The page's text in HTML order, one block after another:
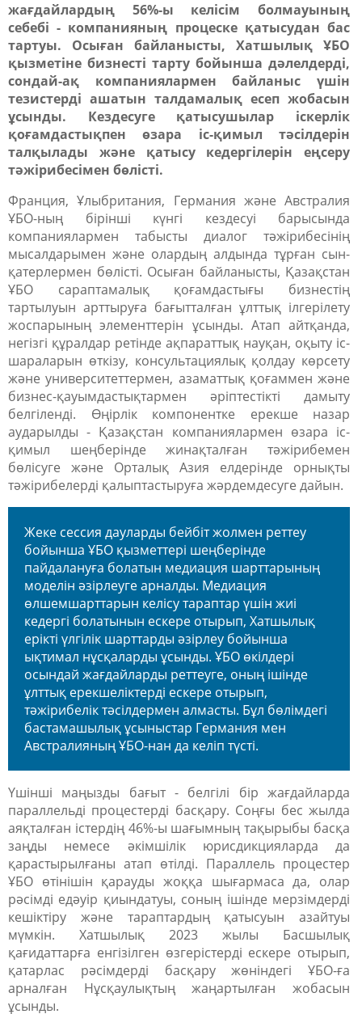
жағдайлардың 56%-ы келісім болмауының
себебі - компанияның процеске қатысудан бас
тартуы. Осыған байланысты, Хатшылық ҰБО
қызметіне бизнесті тарту бойынша дәлелдерді,
сондай-ақ компаниялармен байланыс үшін
тезистерді ашатын талдамалық есеп жобасын
ұсынды. Кездесуге қатысушылар іскерлік
қоғамдастықпен өзара іс-қимыл тәсілдерін
талқылады және қатысу кедергілерін еңсеру
тәжірибесімен бөлісті.
Франция, Ұлыбритания, Германия және Австралия
ҰБО-ның бірінші күнгі кездесуі барысында
компаниялармен табысты диалог тәжірибесінің
мысалдарымен және олардың алдында тұрған сын-
қатерлермен бөлісті. Осыған байланысты, Қазақстан
ҰБО сараптамалық қоғамдастығы бизнестің
тартылуын арттыруға бағытталған ұлттық ілгерілету
жоспарының элементтерін ұсынды. Атап айтқанда,
негізгі құралдар ретінде ақпараттық науқан, оқыту іс-
шараларын өткізу, консультациялық қолдау көрсету
және университеттермен, азаматтық қоғаммен және
бизнес-қауымдастықтармен әріптестікті дамыту
белгіленді. Өңірлік компонентке ерекше назар
аударылды - Қазақстан компаниялармен өзара іс-
қимыл шеңберінде жинақталған тәжірибемен
бөлісуге және Орталық Азия елдерінде орнықты
тәжірибелерді қалыптастыруға жәрдемдесуге дайын.
Жеке сессия дауларды бейбіт жолмен реттеу
бойынша ҰБО қызметтері шеңберінде
пайдалануға болатын медиация шарттарының
моделін әзірлеуге арналды. Медиация
өлшемшарттарын келісу тараптар үшін жиі
кедергі болатынын ескере отырып, Хатшылық
ерікті үлгілік шарттарды әзірлеу бойынша
ықтимал нұсқаларды ұсынды. ҰБО өкілдері
осындай жағдайларды реттеуге, оның ішінде
ұлттық ерекшеліктерді ескере отырып,
тәжірибелік тәсілдермен алмасты. Бұл бөлімдегі
бастамашылық ұсыныстар Германия мен
Австралияның ҰБО-нан да келіп түсті.
Үшінші маңызды бағыт - белгілі бір жағдайларда
параллельді процестерді басқару. Соңғы бес жылда
аяқталған істердің 46%-ы шағымның тақырыбы басқа
заңды немесе әкімшілік юрисдикцияларда да
қарастырылғаны атап өтілді. Параллель процестер
ҰБО өтінішін қарауды жоққа шығармаса да, олар
рәсімді едәуір қиындатуы, соның ішінде мерзімдерді
кешіктіру және тараптардың қатысуын азайтуы
мүмкін. Хатшылық 2023 жылы Басшылық
қағидаттарға енгізілген өзгерістерді ескере отырып,
қатарлас рәсімдерді басқару жөніндегі ҰБО-ға
арналған Нұсқаулықтың жаңартылған жобасын
ұсынды.